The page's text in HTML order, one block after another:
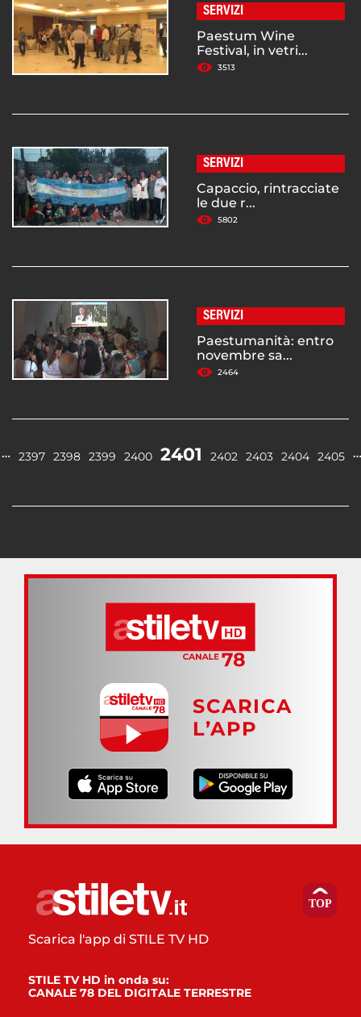
SERVIZI
Paestum Wine
Festival, in vetri...
3513
SERVIZI
Capaccio, rintracciate
le due r...
5802
SERVIZI
Paestumanità: entro
novembre sa...
2464
… 2397 2398 2399 2400 2401 2402 2403 2404 2405 …
SCARICA
L’APP
Scarica l'app di STILE TV HD
STILE TV HD in onda su:
CANALE 78 DEL DIGITALE TERRESTRE